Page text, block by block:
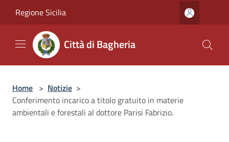
Regione Sicilia
Città di Bagheria
Home > Notizie >
Conferimento incarico a titolo gratuito in materie
ambientali e forestali al dottore Parisi Fabrizio.